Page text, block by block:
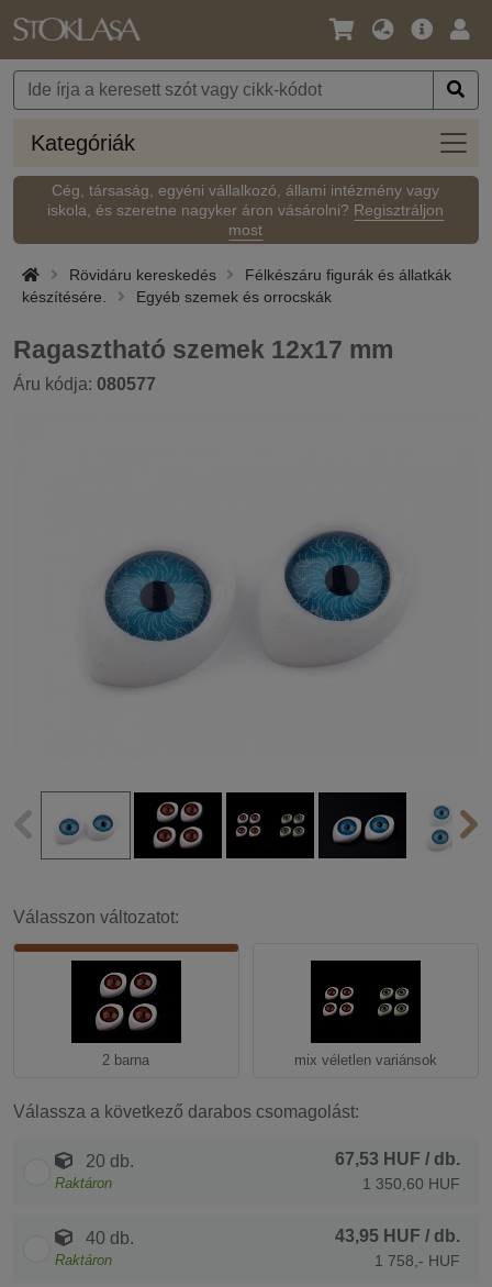
Nyelv
Pénznem
Fő
Kategóriák
Cég, társaság, egyéni vállalkozó, állami intézmény vagy
iskola, és szeretne nagyker áron vásárolni? Regisztráljon
most
Rövidáru kereskedés
Félkészáru figurák és állatkák
készítésére.
Egyéb szemek és orrocskák
Ragasztható szemek 12x17 mm
Áru kódja: 080577
Válasszon változatot:
2 barna mix véletlen variánsok
Válassza a következő darabos csomagolást:
20 db.
Raktáron
67,53 HUF / db.
1 350,60 HUF
40 db.
Raktáron
43,95 HUF / db.
1 758,- HUF